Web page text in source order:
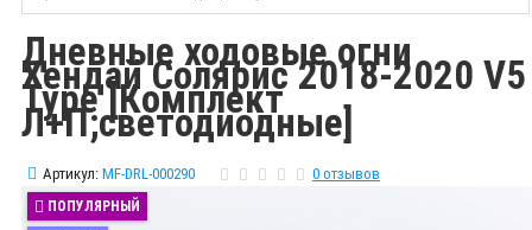
Дневные ходовые огни
Хендай Солярис 2018-2020 V5
Type [Комплект
Л+П;светодиодные]
Артикул: MF-DRL-000290 0 отзывов
ПОПУЛЯРНЫЙ